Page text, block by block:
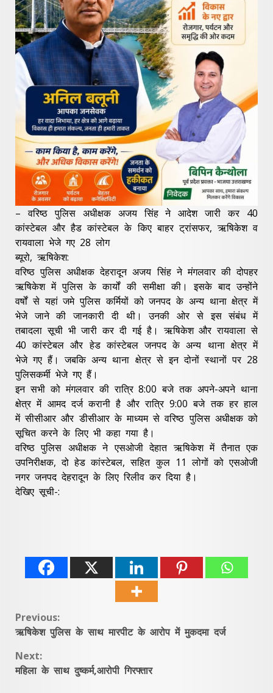
– वरिष्ठ पुलिस अधीक्षक अजय सिंह ने आदेश जारी कर 40
कांस्टेबल और हैड कांस्टेबल के किए बाहर ट्रांसफर, ऋषिकेश व
रायवाला भेजे गए 28 लोग
ब्यूरो, ऋषिकेश:
वरिष्ठ पुलिस अधीक्षक देहरादून अजय सिंह ने मंगलवार की दोपहर
ऋषिकेश में पुलिस के कार्यों की समीक्षा की। इसके बाद उन्होंने
वर्षों से यहां जमे पुलिस कर्मियों को जनपद के अन्य थाना क्षेत्र में
भेजे जाने की जानकारी दी थी। उनकी ओर से इस संबंध में
तबादला सूची भी जारी कर दी गई है। ऋषिकेश और रायवाला से
40 कांस्टेबल और हेड कांस्टेबल जनपद के अन्य थाना क्षेत्र में
भेजे गए हैं। जबकि अन्य थाना क्षेत्र से इन दोनों स्थानों पर 28
पुलिसकर्मी भेजे गए हैं।
इन सभी को मंगलवार की रात्रि 8:00 बजे तक अपने-अपने थाना
क्षेत्र में आमद दर्ज करानी है और रात्रि 9:00 बजे तक हर हाल
में सीसीआर और डीसीआर के माध्यम से वरिष्ठ पुलिस अधीक्षक को
सूचित करने के लिए भी कहा गया है।
वरिष्ठ पुलिस अधीक्षक ने एसओजी देहात ऋषिकेश में तैनात एक
उपनिरीक्षक, दो हेड कांस्टेबल, सहित कुल 11 लोगों को एसओजी
नगर जनपद देहरादून के लिए रिलीव कर दिया है।
देखिए सूची-:
Continue
Reading
Previous:
ऋषिकेश पुलिस के साथ मारपीट के आरोप में मुकदमा दर्ज
Next:
महिला के साथ दुष्कर्म,आरोपी गिरफ्तार